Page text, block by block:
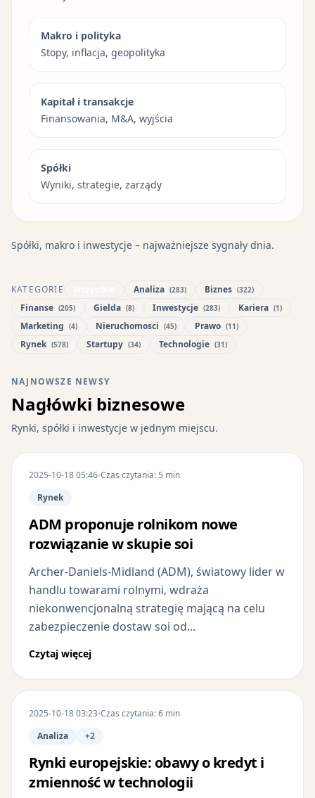
Makro i polityka
Stopy, inflacja, geopolityka
Kapitał i transakcje
Finansowania, M&A, wyjścia
Spółki
Wyniki, strategie, zarządy
Spółki, makro i inwestycje – najważniejsze sygnały dnia.
KATEGORIE Analiza (283) Biznes (322)
Finanse (205) Gielda (8) Inwestycje (283) Kariera (1)
Marketing (4) Nieruchomosci (45) Prawo (11)
Rynek (578) Startupy (34) Technologie (31)
NAJNOWSZE NEWSY
Nagłówki biznesowe
Rynki, spółki i inwestycje w jednym miejscu.
2025-10-18 05:46 Czas czytania: 5 min
Rynek
ADM proponuje rolnikom nowe
rozwiązanie w skupie soi
Archer-Daniels-Midland (ADM), światowy lider w
handlu towarami rolnymi, wdraża
niekonwencjonalną strategię mającą na celu
zabezpieczenie dostaw soi od...
Czytaj więcej
2025-10-18 03:23 Czas czytania: 6 min
Analiza
+2
Rynki europejskie: obawy o kredyt i
zmienność w technologii